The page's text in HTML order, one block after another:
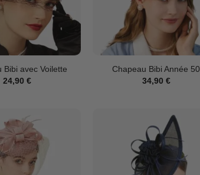
Bibi avec Voilette
24,90€
Chapeau Bibi Année 50
34,90 €